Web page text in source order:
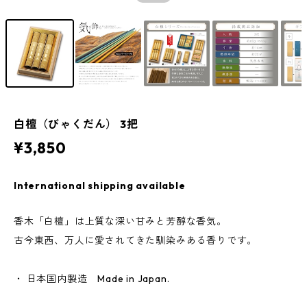
白檀（びゃくだん） 3把
¥3,850
International shipping available
香木「白檀」は上質な深い甘みと芳醇な香気。
古今東西、万人に愛されてきた馴染みある香りです。
・ 日本国内製造 Made in Japan.